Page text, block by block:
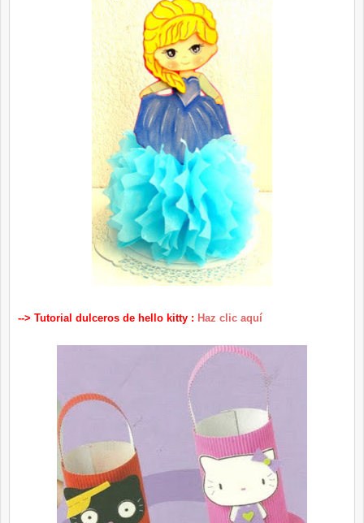
--> Tutorial dulceros de hello kitty : Haz clic aquí